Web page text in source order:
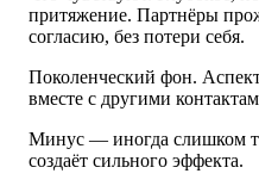
притяжение. Партнёры
согласию, без потери себя.
Поколенческий фон.
вместе с другими
Минус — иногда слишком
создаёт сильного эффекта.